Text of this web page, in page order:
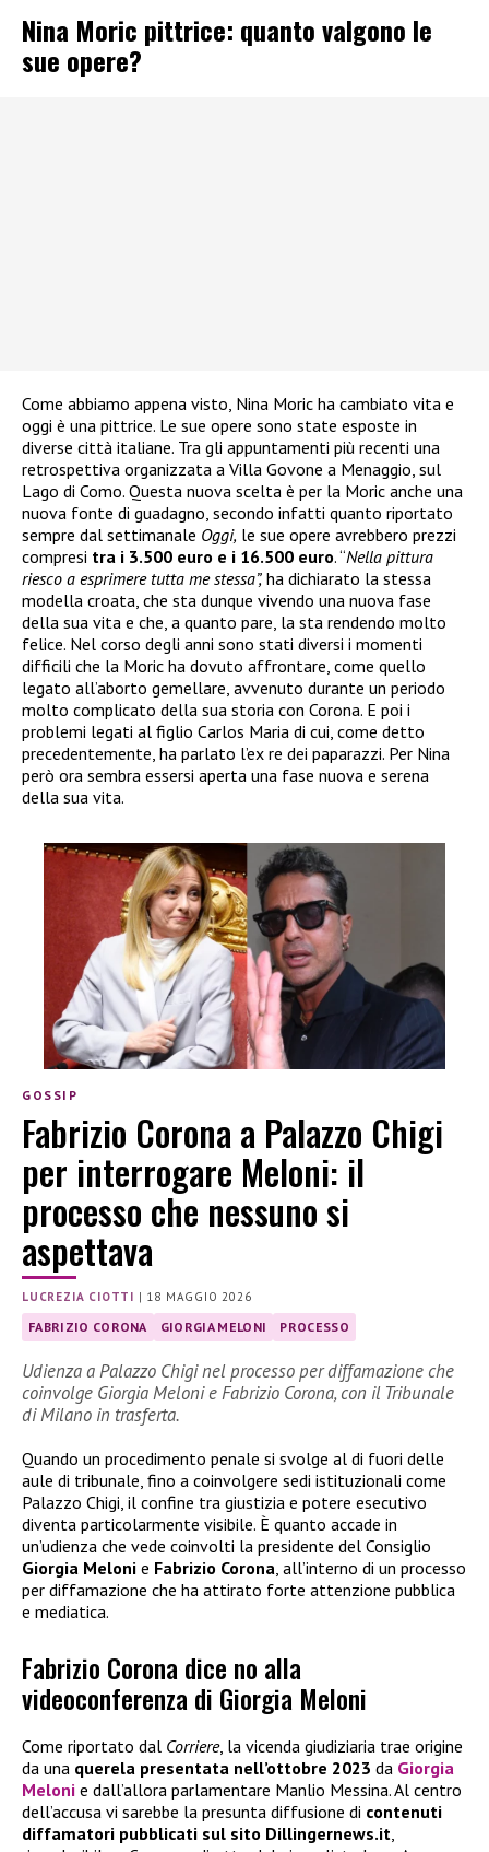
Nina Moric pittrice: quanto valgono le
sue opere?
Come abbiamo appena visto, Nina Moric ha cambiato vita e
oggi è una pittrice. Le sue opere sono state esposte in
diverse città italiane. Tra gli appuntamenti più recenti una
retrospettiva organizzata a Villa Govone a Menaggio, sul
Lago di Como. Questa nuova scelta è per la Moric anche una
nuova fonte di guadagno, secondo infatti quanto riportato
sempre dal settimanale Oggi, le sue opere avrebbero prezzi
compresi tra i 3.500 euro e i 16.500 euro. “Nella pittura
riesco a esprimere tutta me stessa”, ha dichiarato la stessa
modella croata, che sta dunque vivendo una nuova fase
della sua vita e che, a quanto pare, la sta rendendo molto
felice. Nel corso degli anni sono stati diversi i momenti
difficili che la Moric ha dovuto affrontare, come quello
legato all’aborto gemellare, avvenuto durante un periodo
molto complicato della sua storia con Corona. E poi i
problemi legati al figlio Carlos Maria di cui, come detto
precedentemente, ha parlato l’ex re dei paparazzi. Per Nina
però ora sembra essersi aperta una fase nuova e serena
della sua vita.
GOSSIP
Fabrizio Corona a Palazzo Chigi
per interrogare Meloni: il
processo che nessuno si
aspettava
LUCREZIA CIOTTI | 18 MAGGIO 2026
FABRIZIO CORONA GIORGIA MELONI PROCESSO
Udienza a Palazzo Chigi nel processo per diffamazione che
coinvolge Giorgia Meloni e Fabrizio Corona, con il Tribunale
di Milano in trasferta.
Quando un procedimento penale si svolge al di fuori delle
aule di tribunale, fino a coinvolgere sedi istituzionali come
Palazzo Chigi, il confine tra giustizia e potere esecutivo
diventa particolarmente visibile. È quanto accade in
un’udienza che vede coinvolti la presidente del Consiglio
Giorgia Meloni e Fabrizio Corona, all’interno di un processo
per diffamazione che ha attirato forte attenzione pubblica
e mediatica.
Fabrizio Corona dice no alla
videoconferenza di Giorgia Meloni
Come riportato dal Corriere, la vicenda giudiziaria trae origine
da una querela presentata nell’ottobre 2023 da Giorgia
Meloni e dall’allora parlamentare Manlio Messina. Al centro
dell’accusa vi sarebbe la presunta diffusione di contenuti
diffamatori pubblicati sul sito Dillingernews.it